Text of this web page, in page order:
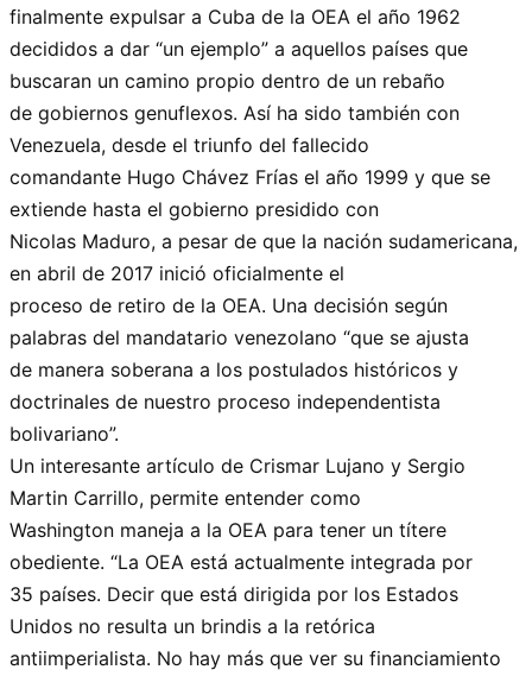
finalmente expulsar a Cuba de la OEA el año 1962
decididos a dar “un ejemplo” a aquellos países que
buscaran un camino propio dentro de un rebaño
de gobiernos genuflexos. Así ha sido también con
Venezuela, desde el triunfo del fallecido
comandante Hugo Chávez Frías el año 1999 y que se
extiende hasta el gobierno presidido con
Nicolas Maduro, a pesar de que la nación sudamericana,
en abril de 2017 inició oficialmente el
proceso de retiro de la OEA. Una decisión según
palabras del mandatario venezolano “que se ajusta
de manera soberana a los postulados históricos y
doctrinales de nuestro proceso independentista
bolivariano”.
Un interesante artículo de Crismar Lujano y Sergio
Martin Carrillo, permite entender como
Washington maneja a la OEA para tener un títere
obediente. “La OEA está actualmente integrada por
35 países. Decir que está dirigida por los Estados
Unidos no resulta un brindis a la retórica
antiimperialista. No hay más que ver su financiamiento